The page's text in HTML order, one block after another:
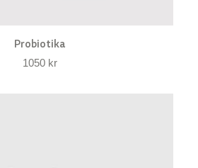
Probiotika
1050 kr